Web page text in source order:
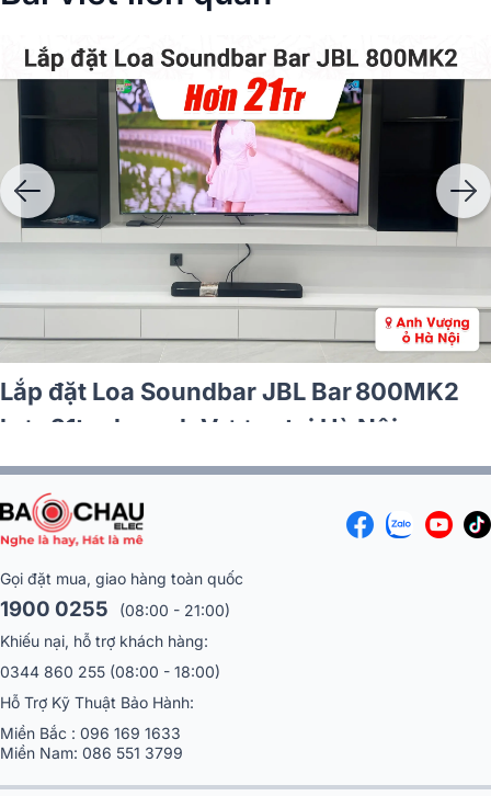
Loa Soundbar KEF XIO: Đột phá âm
với 12 driver và Dolby Atmos chân thực
Gọi đặt mua, giao hàng toàn quốc
1900 0255
(08:00 - 21:00)
Khiếu nại, hỗ trợ khách hàng:
0344 860 255 (08:00 - 18:00)
Hỗ Trợ Kỹ Thuật Bảo Hành:
Miền Bắc : 096 169 1633
Miền Nam: 086 551 3799